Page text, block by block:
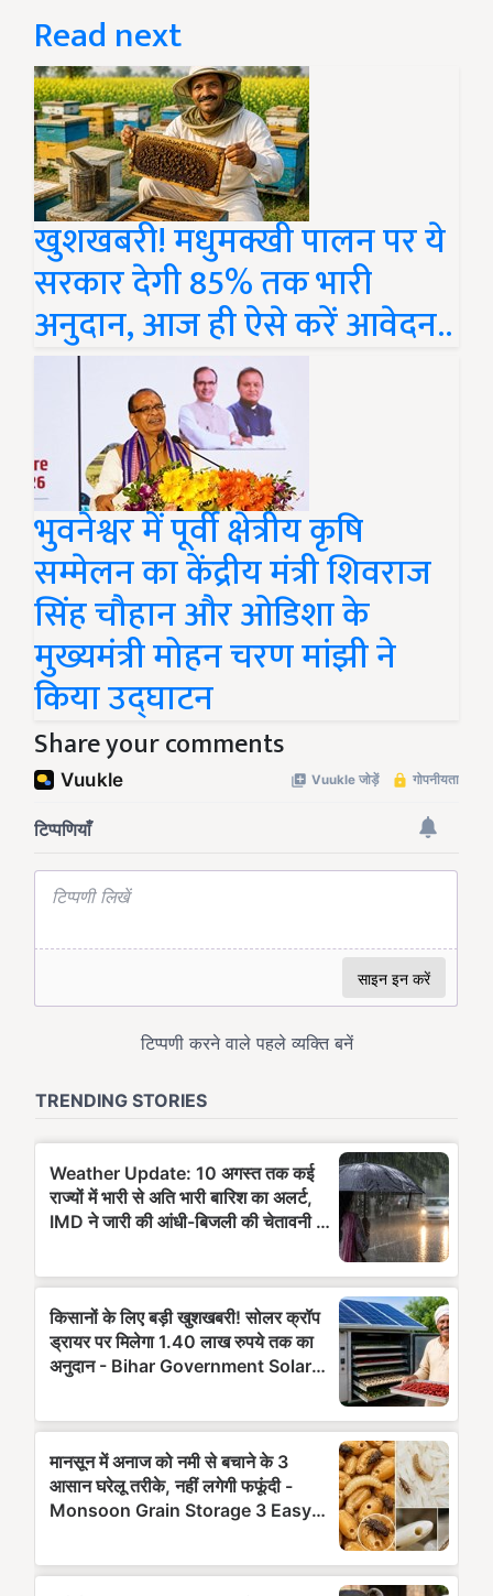
Read next
खुशखबरी! मधुमक्खी पालन पर ये
सरकार देगी 85% तक भारी
अनुदान, आज ही ऐसे करें आवेदन..
भुवनेश्वर में पूर्वी क्षेत्रीय कृषि
सम्मेलन का केंद्रीय मंत्री शिवराज
सिंह चौहान और ओडिशा के
मुख्यमंत्री मोहन चरण मांझी ने
किया उद्घाटन
Share your comments